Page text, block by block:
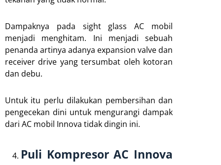
Dampaknya pada sight glass AC mobil
menjadi menghitam. Ini menjadi sebuah
penanda artinya adanya expansion valve dan
receiver drive yang tersumbat oleh kotoran
dan debu.
Untuk itu perlu dilakukan pembersihan dan
pengecekan dini untuk mengurangi dampak
dari AC mobil Innova tidak dingin ini.
Puli Kompresor AC Innova